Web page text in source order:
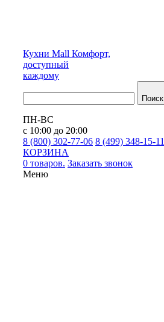
Кухни Mall Комфорт,
доступный
каждому
Поиск
ПН-ВС
с 10:00 до 20:00
8 (800) 302-77-06 8 (499) 348-15-11
КОРЗИНА
0 товаров. Заказать звонок
Меню